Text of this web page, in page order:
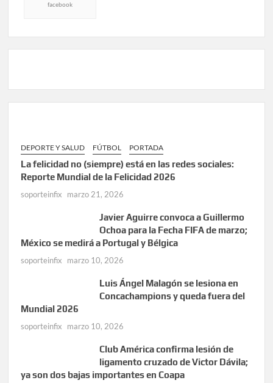
facebook
DEPORTE Y SALUD FÚTBOL PORTADA
La felicidad no (siempre) está en las redes sociales:
Reporte Mundial de la Felicidad 2026
soporteinfix marzo 21, 2026
Javier Aguirre convoca a Guillermo
Ochoa para la Fecha FIFA de marzo;
México se medirá a Portugal y Bélgica
soporteinfix marzo 10, 2026
Luis Ángel Malagón se lesiona en
Concachampions y queda fuera del
Mundial 2026
soporteinfix marzo 10, 2026
Club América confirma lesión de
ligamento cruzado de Victor Dávila;
ya son dos bajas importantes en Coapa